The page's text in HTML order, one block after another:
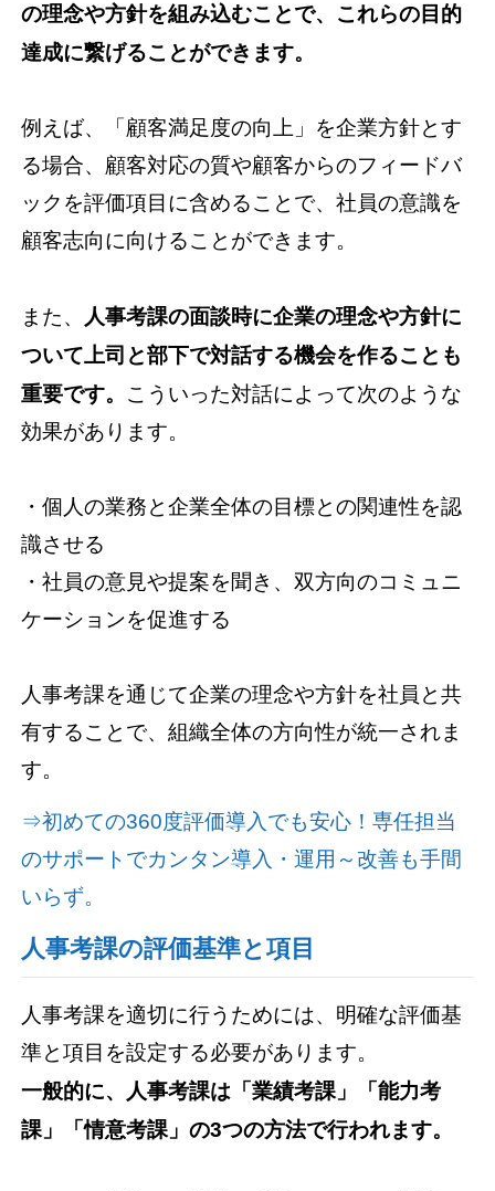
の理念や方針を組み込むことで、これらの目的
達成に繋げることができます。
例えば、「顧客満足度の向上」を企業方針とす
る場合、顧客対応の質や顧客からのフィードバ
ックを評価項目に含めることで、社員の意識を
顧客志向に向けることができます。
また、
人事考課の面談時に企業の理念や方針に
ついて上司と部下で対話する機会を作ることも
重要です。 こういった対話によって次のような
効果があります。
・個人の業務と企業全体の目標との関連性を認
識させる
・社員の意見や提案を聞き、双方向のコミュニ
ケーションを促進する
人事考課を通じて企業の理念や方針を社員と共
有することで、組織全体の方向性が統一されま
す。
⇒初めての360度評価導入でも安心！専任担当
のサポートでカンタン導入・運用～改善も手間
いらず。
人事考課の評価基準と項目
人事考課を適切に行うためには、明確な評価基
準と項目を設定する必要があります。
一般的に、人事考課は「業績考課」「能力考
課」「情意考課」の3つの方法で行われます。